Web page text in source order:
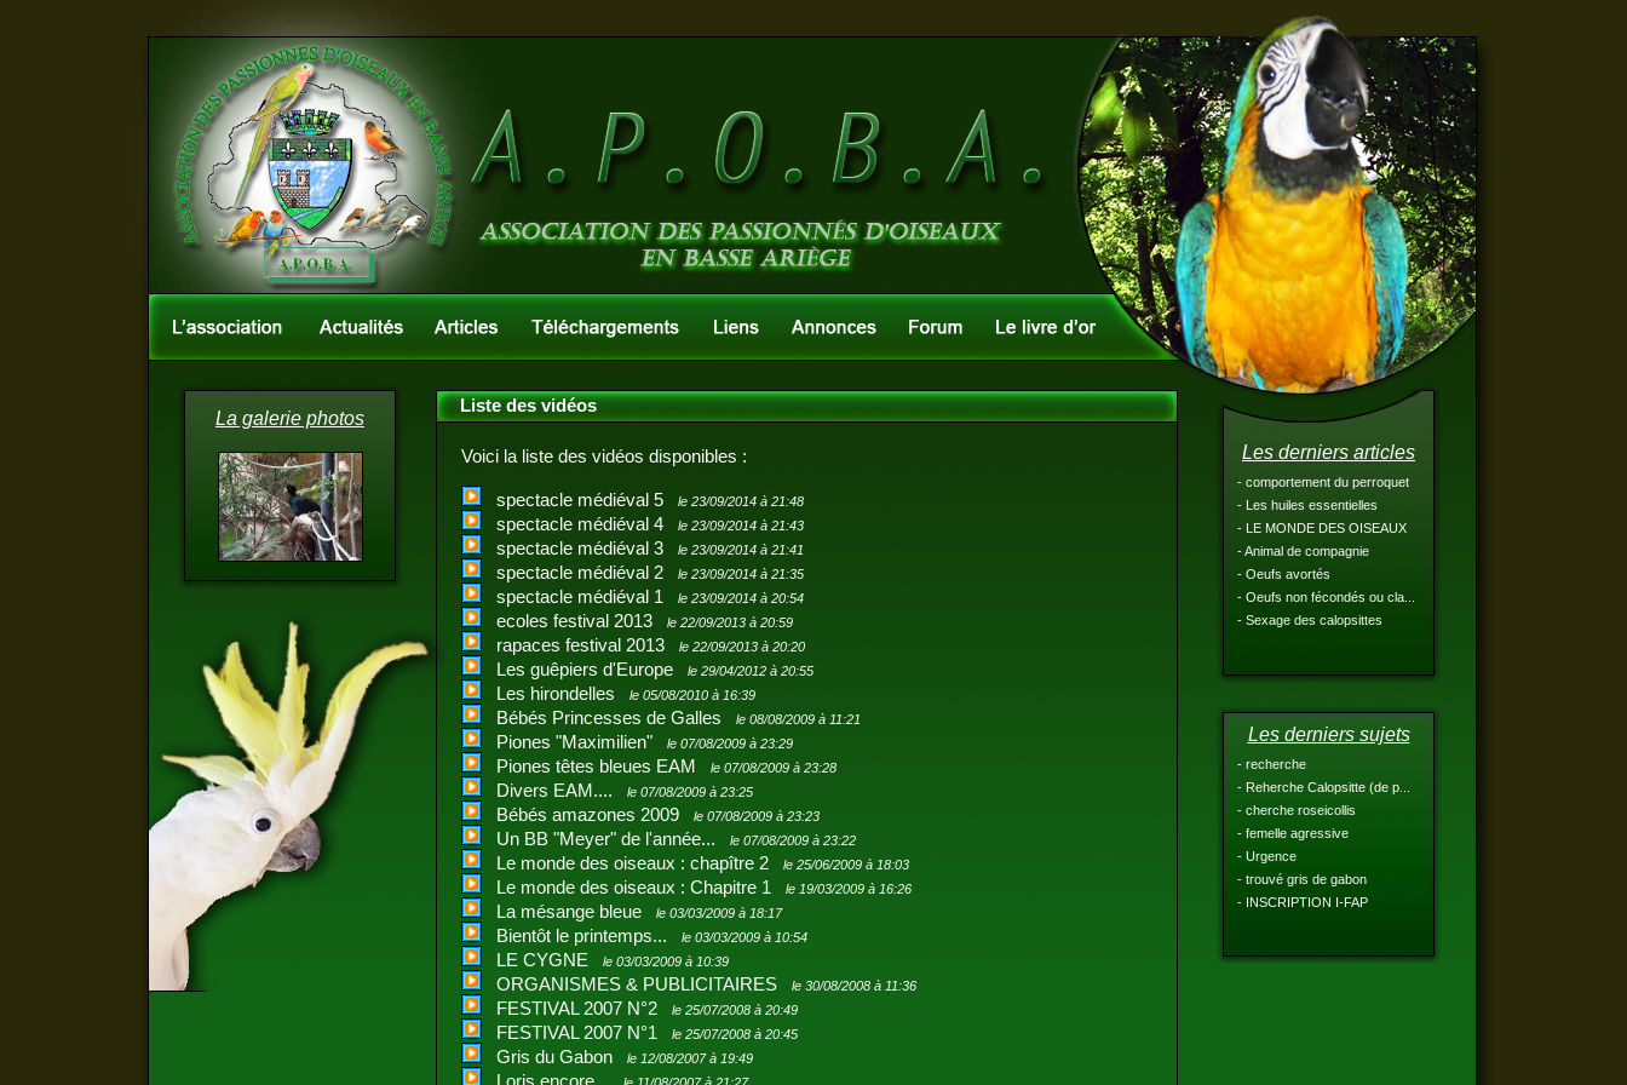
La galerie photos
Liste des vidéos
Voici la liste des vidéos disponibles :
spectacle médiéval 5 le 23/09/2014 à 21:48
spectacle médiéval 4 le 23/09/2014 à 21:43
spectacle médiéval 3 le 23/09/2014 à 21:41
spectacle médiéval 2 le 23/09/2014 à 21:35
spectacle médiéval 1 le 23/09/2014 à 20:54
ecoles festival 2013 le 22/09/2013 à 20:59
rapaces festival 2013 le 22/09/2013 à 20:20
Les guêpiers d'Europe le 29/04/2012 à 20:55
Les hirondelles le 05/08/2010 à 16:39
Bébés Princesses de Galles le 08/08/2009 à 11:21
Piones "Maximilien" le 07/08/2009 à 23:29
Piones têtes bleues EAM le 07/08/2009 à 23:28
Divers EAM.... le 07/08/2009 à 23:25
Bébés amazones 2009 le 07/08/2009 à 23:23
Un BB "Meyer" de l'année... le 07/08/2009 à 23:22
Le monde des oiseaux : chapître 2 le 25/06/2009 à 18:03
Le monde des oiseaux : Chapitre 1 le 19/03/2009 à 16:26
La mésange bleue le 03/03/2009 à 18:17
Bientôt le printemps... le 03/03/2009 à 10:54
LE CYGNE le 03/03/2009 à 10:39
ORGANISMES & PUBLICITAIRES le 30/08/2008 à 11:36
FESTIVAL 2007 N°2 le 25/07/2008 à 20:49
FESTIVAL 2007 N°1 le 25/07/2008 à 20:45
Gris du Gabon le 12/08/2007 à 19:49
Les derniers articles
- comportement du perroquet
- Les huiles essentielles
- LE MONDE DES OISEAUX
- Animal de compagnie
- Oeufs avortés
- Oeufs non fécondés ou cla...
- Sexage des calopsittes
Les derniers sujets
- recherche
- Reherche Calopsitte (de p...
- cherche roseicollis
- femelle agressive
- Urgence
- trouvé gris de gabon
- INSCRIPTION I-FAP